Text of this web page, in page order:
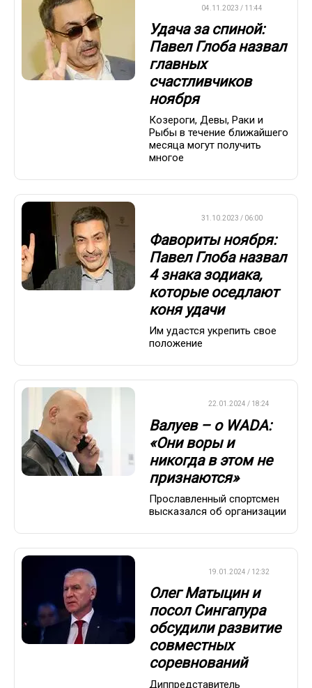
04.11.2023 / 11:44
Удача за спиной:
Павел Глоба назвал
главных
счастливчиков
ноября
Козероги, Девы, Раки и
Рыбы в течение ближайшего
месяца могут получить
многое
31.10.2023 / 06:00
Фавориты ноября:
Павел Глоба назвал
4 знака зодиака,
которые оседлают
коня удачи
Им удастся укрепить свое
положение
22.01.2024 / 18:24
Валуев – о WADA:
«Они воры и
никогда в этом не
признаются»
Прославленный спортсмен
высказался об организации
19.01.2024 / 12:32
Олег Матыцин и
посол Сингапура
обсудили развитие
совместных
соревнований
Диппредставитель